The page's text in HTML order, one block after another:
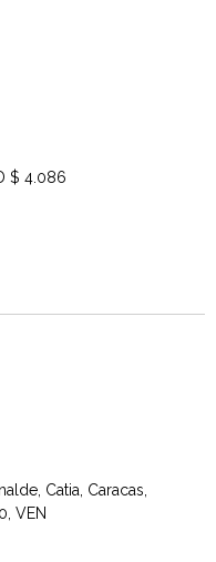
$ 4.086
Catia, Caracas,
VEN